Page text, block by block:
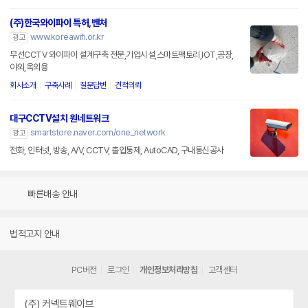
(주)한국와이파이 특허,벤처
광고 www.koreawifi.or.kr
무선CCTV 와이파이 설계구축 전문,기업시설,스마트팩토리,IOT,공장,
야외,옥외용
회사소개 구축사례 질문답변 견적의뢰
대구CCTV설치 원네트워크
광고 smartstore.naver.com/one_network
전화, 인터넷, 방송, A/V, CCTV, 출입통제, AutoCAD, 구내통신공사
빠른배송 안내
법적고지 안내
PC버전 로그인 개인정보처리방침 고객센터
(주) 커넥트웨이브